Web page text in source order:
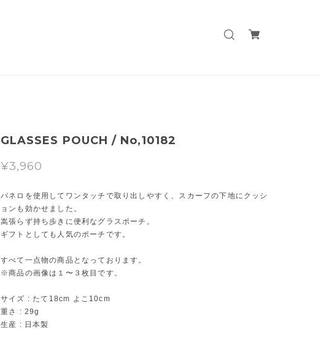
GLASSES POUCH / No,10182
¥3,960
バネロを使用してワンタッチで取り出しやすく、スカーフの下地にクッシ
ョンも効かせました。
嵩張らず持ち歩きに便利なグラスポーチ。
ギフトとしても人気のポーチです。
すべて一点物の商品となっております。
※商品の画像は１〜３枚目です。
サイズ : たて18cm よこ10cm
重さ : 29g
生産 : 日本製